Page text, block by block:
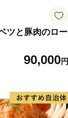
ツと豚肉のロー
90,000円